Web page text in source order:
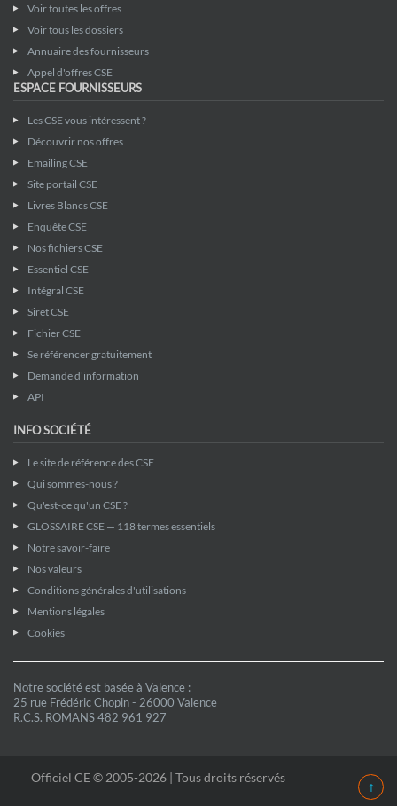
Voir toutes les offres
Voir tous les dossiers
Annuaire des fournisseurs
Appel d'offres CSE
ESPACE FOURNISSEURS
Les CSE vous intéressent ?
Découvrir nos offres
Emailing CSE
Site portail CSE
Livres Blancs CSE
Enquête CSE
Nos fichiers CSE
Essentiel CSE
Intégral CSE
Siret CSE
Fichier CSE
Se référencer gratuitement
Demande d'information
API
INFO SOCIÉTÉ
Le site de référence des CSE
Qui sommes-nous ?
Qu'est-ce qu'un CSE ?
GLOSSAIRE CSE — 118 termes essentiels
Notre savoir-faire
Nos valeurs
Conditions générales d'utilisations
Mentions légales
Cookies
Notre société est basée à Valence :
25 rue Frédéric Chopin - 26000 Valence
R.C.S. ROMANS 482 961 927
Officiel CE © 2005-2026 | Tous droits réservés